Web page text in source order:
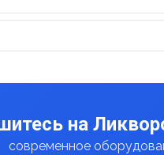
на
современное